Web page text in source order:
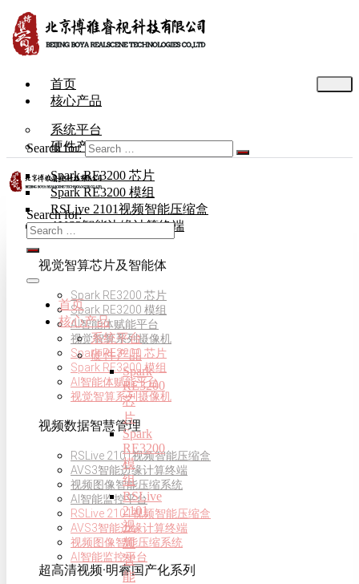
首页
核心产品
系统平台
硬件产品
Spark RE3200 芯片
Spark RE3200 模组
RSLive 2101视频智能压缩盒
AVS3智能边缘计算终端
视觉智算芯片及智能体
Spark RE3200 芯片
Spark RE3200 模组
AI智能体赋能平台
视觉智算系列摄像机
Spark RE3200 芯片
Spark RE3200 模组
AI智能体赋能平台
视觉智算系列摄像机
视频数据智慧管理
RSLive 2101视频智能压缩盒
AVS3智能边缘计算终端
视频图像智能压缩系统
AI智能监控平台
RSLive 2101视频智能压缩盒
AVS3智能边缘计算终端
视频图像智能压缩系统
AI智能监控平台
超高清视频·明睿国产化系列
Search for:
Search for:
首页
核心产品
系统平台
硬件产品
Spark
RE3200
芯
片
Spark
RE3200
模
组
RSLive
2101
视
频
智
能